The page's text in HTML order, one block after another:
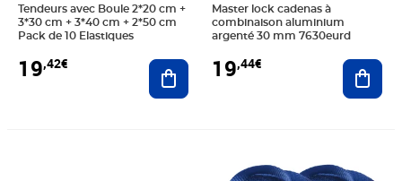
Tendeurs avec Boule 2*20 cm +
3*30 cm + 3*40 cm + 2*50 cm
Pack de 10 Elastiques
19,42€ Ajouter au panier
Master lock cadenas à
combinaison aluminium
argenté 30 mm 7630eurd
19,44€